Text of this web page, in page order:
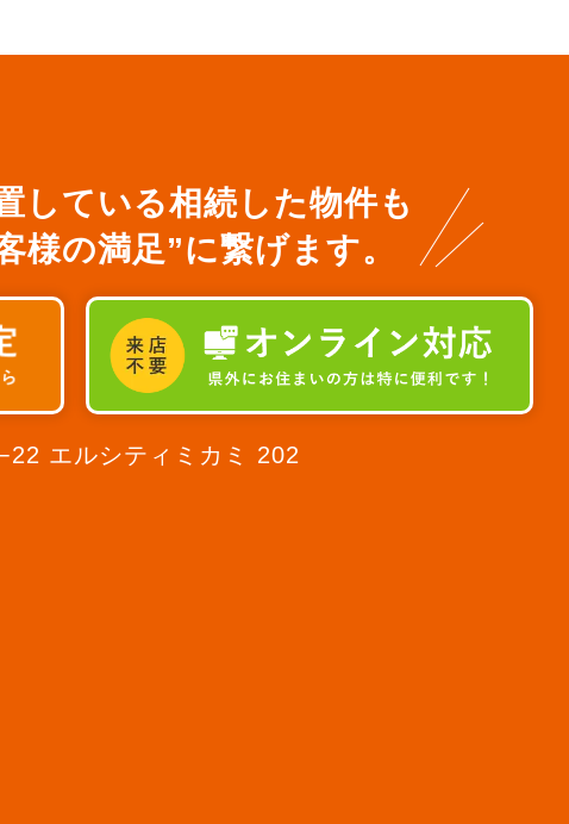
している相続した物件も
の満足”に繋げます。
エルシティミカミ 202